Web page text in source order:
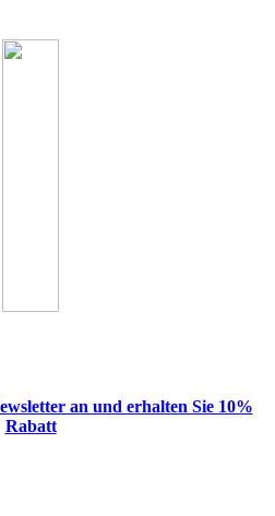
an und erhalten Sie 10%
Rabatt